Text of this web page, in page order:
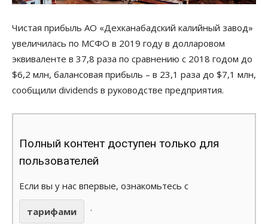
Чистая прибыль АО «Дехканабадский калийный завод»
увеличилась по МСФО в 2019 году в долларовом
эквиваленте в 37,8 раза по сравнению с 2018 годом до
$6,2 млн, балансовая прибыль – в 23,1 раза до $7,1 млн,
сообщили dividends в руководстве предприятия.
Полный контент доступен только для
пользователей
Если вы у нас впервые, ознакомьтесь с
тарифами
.